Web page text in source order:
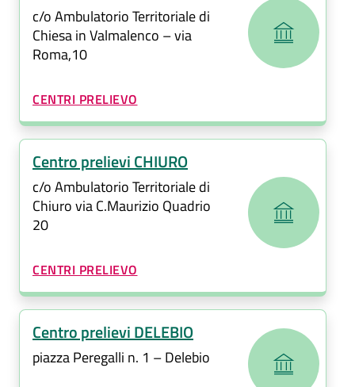
c/o Ambulatorio Territoriale di
Chiesa in Valmalenco – via
Roma,10
CATEGORIA CORRELATA:
CENTRI PRELIEVO
Centro prelievi CHIURO
c/o Ambulatorio Territoriale di
Chiuro via C.Maurizio Quadrio
20
CATEGORIA CORRELATA:
CENTRI PRELIEVO
Centro prelievi DELEBIO
piazza Peregalli n. 1 – Delebio